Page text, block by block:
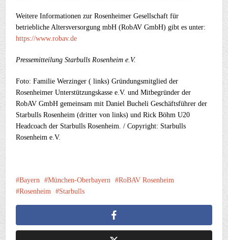
Weitere Informationen zur Rosenheimer Gesellschaft für
betriebliche Altersversorgung mbH (RobAV GmbH) gibt es unter:
https://www.robav.de
Pressemitteilung Starbulls Rosenheim e.V.
Foto: Familie Werzinger ( links) Gründungsmitglied der
Rosenheimer Unterstützungskasse e.V. und Mitbegründer der
RobAV GmbH gemeinsam mit Daniel Bucheli Geschäftsführer der
Starbulls Rosenheim (dritter von links) und Rick Böhm U20
Headcoach der Starbulls Rosenheim. / Copyright: Starbulls
Rosenheim e.V.
Bayern München-Oberbayern
RoBAV Rosenheim
Rosenheim
Starbulls